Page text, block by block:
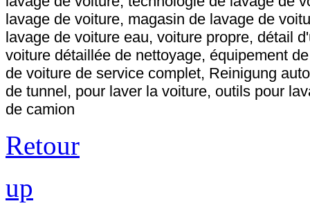
lavage de voiture, magasin de lavage de
lavage de voiture eau, voiture propre, détail
voiture détaillée de nettoyage, équipement
de voiture de service complet, Reinigung
de tunnel, pour laver la voiture, outils pour
de camion
Retour
up